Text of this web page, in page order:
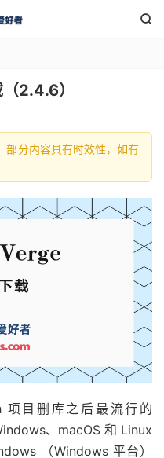

2.4.6）
分内容具有时效性，如有
项目删库之后最流行的
、macOS 和 Linux
（Windows 平台）